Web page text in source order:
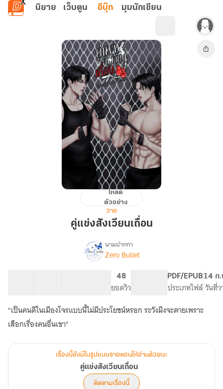
ข้ามไปยังเนื้อหาหลัก
นิยาย เว็บตูน อีบุ๊ก มุมนักเขียน
สังเวียน
เถื่อน
โหลด
ตัวอย่าง
วาย
คู่แข่งสังเวียนเถื่อน
เรื่อง
แข่ง
สังเวียน
เถื่อน
นามปากกา
Zero Bullet
48
ยอดวิว
PDF/EPUB
ประเภทไฟล์
14 ก
วันที่ว
"เป็นคนดีในเมืองโจรแบบนี้ไม่มีประโยชน์หรอก ระวังมึงจะตายเพราะ
เสือกเรื่องคนอื่นเขา"
เรื่องนี้ยังมีในรูปแบบรายตอนให้อ่านด้วยนะ
คู่แข่งสังเวียนเถื่อน
ติดตามเรื่องนี้